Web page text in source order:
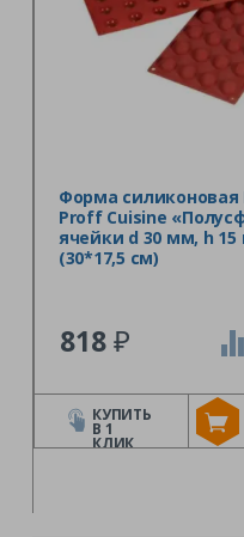
Форма силиконовая
Proff Cuisine
ячейки d 30 мм, h
(30*17,5 см)
818₽
КУПИТЬ
В 1
КЛИК